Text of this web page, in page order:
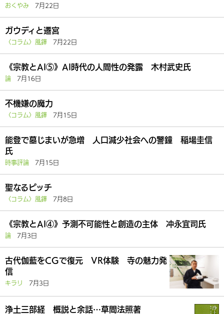
おくやみ 7月22日
ガウディと遷宮
〈コラム〉風鐸 7月22日
《宗教とAI⑤》AI時代の人間性の発露 木村武史氏
論 7月16日
不機嫌の魔力
〈コラム〉風鐸 7月15日
能登で墓じまいが急増 人口減少社会への警鐘 稲場圭信
氏
時事評論 7月15日
聖なるピッチ
〈コラム〉風鐸 7月8日
《宗教とAI④》予測不可能性と創造の主体 冲永宜司氏
論 7月3日
古代伽藍をCGで復元 VR体験 寺の魅力発
信
キラリ 7月3日
浄土三部経 概説と余話…草間法照著